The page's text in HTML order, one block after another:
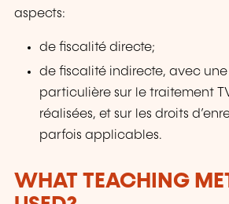
aspects:
de fiscalité directe;
de fiscalité indirecte, avec
particulière sur le traitement
réalisées, et sur les droits
parfois applicables.
WHAT TEACHING